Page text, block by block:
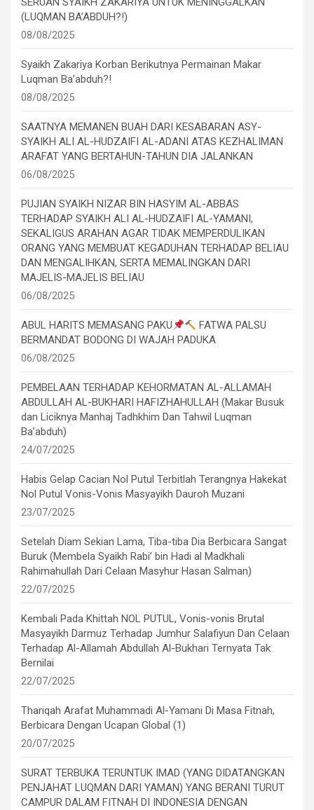
(LUQMAN BA’ABDUH?!)
08/08/2025
Syaikh Zakariya Korban Berikutnya Permainan Makar
Luqman Ba’abduh?!
08/08/2025
SAATNYA MEMANEN BUAH DARI KESABARAN ASY-
SYAIKH ALI AL-HUDZAIFI AL-ADANI ATAS KEZHALIMAN
ARAFAT YANG BERTAHUN-TAHUN DIA JALANKAN
06/08/2025
PUJIAN SYAIKH NIZAR BIN HASYIM AL-ABBAS
TERHADAP SYAIKH ALI AL-HUDZAIFI AL-YAMANI,
SEKALIGUS ARAHAN AGAR TIDAK MEMPERDULIKAN
ORANG YANG MEMBUAT KEGADUHAN TERHADAP BELIAU
DAN MENGALIHKAN, SERTA MEMALINGKAN DARI
MAJELIS-MAJELIS BELIAU
06/08/2025
ABUL HARITS MEMASANG PAKU
FATWA PALSU
BERMANDAT BODONG DI WAJAH PADUKA
06/08/2025
PEMBELAAN TERHADAP KEHORMATAN AL-ALLAMAH
ABDULLAH AL-BUKHARI HAFIZHAHULLAH (Makar Busuk
dan Liciknya Manhaj Tadhkhim Dan Tahwil Luqman
Ba’abduh)
24/07/2025
Habis Gelap Cacian Nol Putul Terbitlah Terangnya Hakekat
Nol Putul Vonis-Vonis Masyayikh Dauroh Muzani
23/07/2025
Setelah Diam Sekian Lama, Tiba-tiba Dia Berbicara Sangat
Buruk (Membela Syaikh Rabi’ bin Hadi al Madkhali
Rahimahullah Dari Celaan Masyhur Hasan Salman)
22/07/2025
Kembali Pada Khittah NOL PUTUL, Vonis-vonis Brutal
Masyayikh Darmuz Terhadap Jumhur Salafiyun Dan Celaan
Terhadap Al-Allamah Abdullah Al-Bukhari Ternyata Tak
Bernilai
22/07/2025
Thariqah Arafat Muhammadi Al-Yamani Di Masa Fitnah,
Berbicara Dengan Ucapan Global (1)
20/07/2025
SURAT TERBUKA TERUNTUK IMAD (YANG DIDATANGKAN
PENJAHAT LUQMAN DARI YAMAN) YANG BERANI TURUT
CAMPUR DALAM FITNAH DI INDONESIA DENGAN